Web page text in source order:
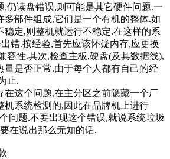
读盘错误,则可能是其它硬件问题.一
多部件组成,它们是一个有机的整体.如
稳定,则整机就运行不稳定.在这样的系
错.按经验,首先应该怀疑内存,应更换
容性.其次,检查主板,硬盘(及其数据线),
量是否正常.由于每个人都有自己的经
止.
这个问题,在主分区之前隐藏一个厂
机系统检测的,因此在品牌机上进行
问题.不要出现这个错误,就说系统垃圾
在说出那么无知的话.